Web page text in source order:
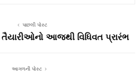
પાછલી પોસ્ટ
તૈયારીઓનો આજથી વિધિવત પ્રારંભ
આગળની પોસ્ટ